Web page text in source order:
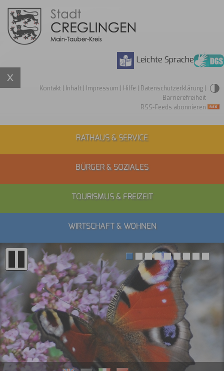
Leichte Sprache
Kontakt| Inhalt| Impressum Hilfe Datenschutzerklärung|
Barrierefreiheit
RSS-Feeds abonnieren
RATHAUS & SERVICE
BÜRGER & SOZIALES
TOURISMUS & FREIZEIT
WIRTSCHAFT & WOHNEN